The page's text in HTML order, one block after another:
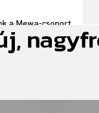
a Mewa-csoport
új elnöke